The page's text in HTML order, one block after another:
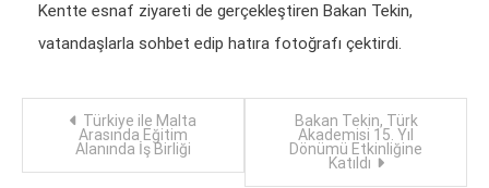
Kentte esnaf ziyareti de gerçekleştiren Bakan Tekin,
vatandaşlarla sohbet edip hatıra fotoğrafı çektirdi.
dolaşımı
Türkiye ile Malta
Arasında Eğitim
Alanında İş Birliği
Bakan Tekin, Türk
Akademisi 15. Yıl
Dönümü Etkinliğine
Katıldı